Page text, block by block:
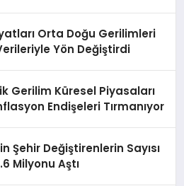
Orta Doğu Gerilimleri
Yön Değiştirdi
Gerilim Küresel Piyasaları
Endişeleri Tırmanıyor
Şehir Değiştirenlerin Sayısı
Milyonu Aştı